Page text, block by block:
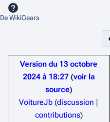
De WikiGears
Version du 13 octobre
2024 à 18:27 voir la
source
VoitureJb (discussion |
contributions)